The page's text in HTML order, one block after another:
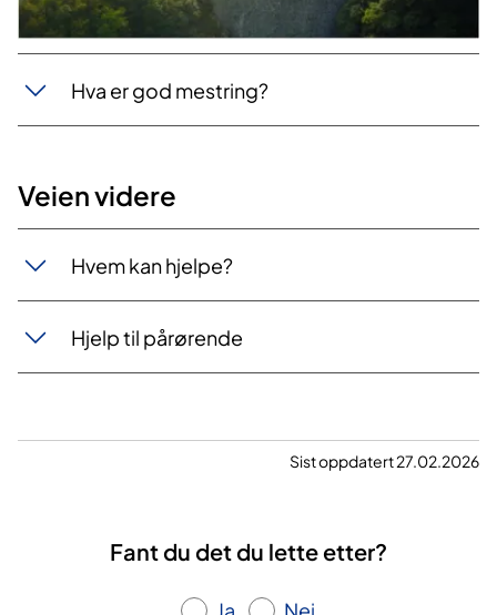
Hva er god mestring?
Veien videre
Hvem kan hjelpe?
Hjelp til pårørende
Sist oppdatert 27.02.2026
Fant du det du lette etter?